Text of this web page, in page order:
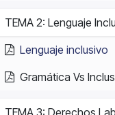
TEMA 2: Lenguaje
Lenguaje inclusivo
Gramática Vs